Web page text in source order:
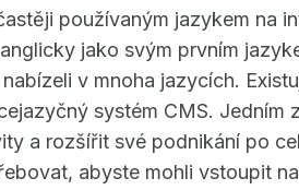
používaným jazykem na
jako svým prvním
v mnoha jazycích.
systém CMS.
a rozšířit své podnikání po
abyste mohli vstoupit